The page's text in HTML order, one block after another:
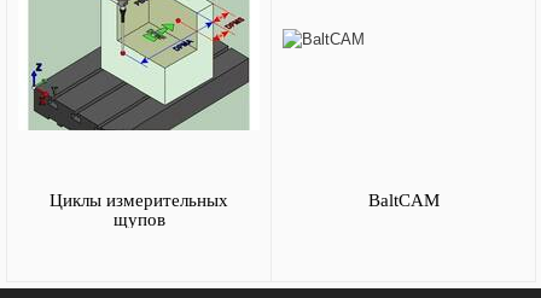
Циклы измерительных
щупов
BaltCAM